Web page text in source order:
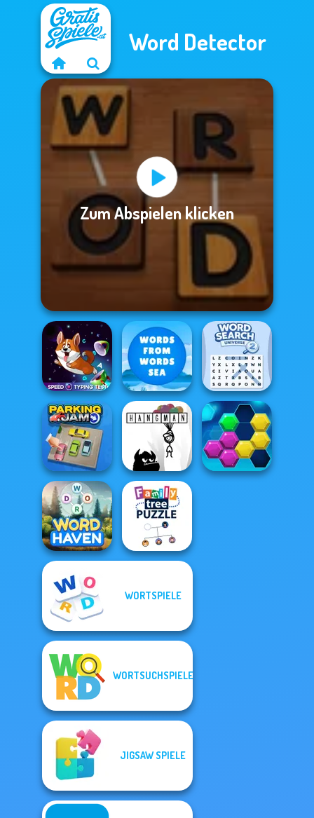
Word Detector
Zum Abspielen klicken
Speed Typing
Test
Words From
Words: Sea
Word Search
Universe 2
Parking Jam Hangman
Word Haven
Family Tree
WORTSPIELE
WORTSUCHSPIELE
JIGSAW SPIELE